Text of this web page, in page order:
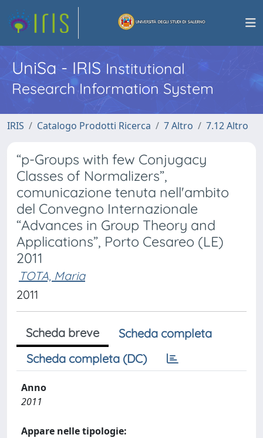
UniSa - IRISInstitutional
Research Information System
IRIS Catalogo Prodotti Ricerca 7 Altro 7.12 Altro
“p-Groups with few Conjugacy
Classes of Normalizers”,
comunicazione tenuta nell'ambito
del Convegno Internazionale
“Advances in Group Theory and
Applications”, Porto Cesareo (LE)
2011
TOTA, Maria
2011
Scheda breve
Scheda completa
Scheda completa (DC)
Anno
2011
Appare nelle tipologie: